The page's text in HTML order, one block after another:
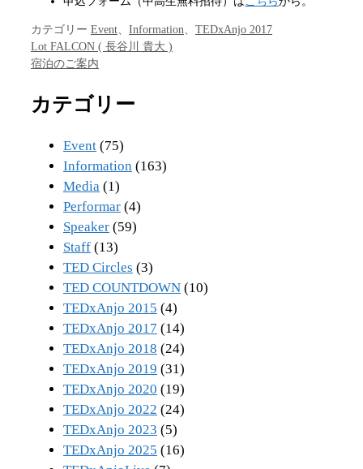
カテゴリー Event Information
TEDxAnjo 2017
Lot FALCON ( 長谷川 貴大 )
宿泊のご案内
カテゴリー
Event (75)
Information (163)
Media (1)
Performar (4)
Speaker (59)
Staff (13)
TED Circles (3)
TED COUNTDOWN (10)
TEDxAnjo 2015 (4)
TEDxAnjo 2017 (14)
TEDxAnjo 2018 (24)
TEDxAnjo 2019 (31)
TEDxAnjo 2020 (19)
TEDxAnjo 2022 (24)
TEDxAnjo 2023 (5)
TEDxAnjo 2025 (16)